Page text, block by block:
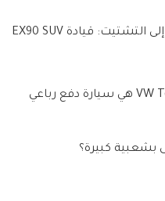
VW Touareg هي سيارة دفع رباعي
بشعبية كبيرة؟